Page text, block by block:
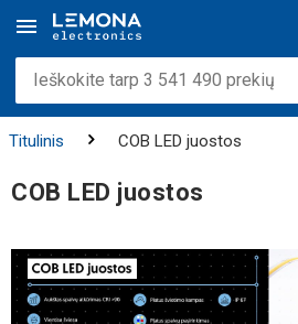
Titulinis COB LED juostos
COB LED juostos